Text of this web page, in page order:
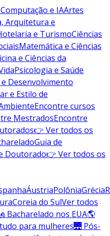
e IAArtes
Arquitetura e
e TurismoCiências
Matemática e Ciências
e Ciências da
Psicologia e Saúde
Desenvolvimento
e Estilo de
Encontre cursos
MestradosEncontre
👉 Ver todos os
Guia de
Doutorado👉 Ver todos os
ÁustriaPolôniaGrécia
Coreia do SulVer todos
Bacharelado nos EUA🌎
para mulheres🌉 Pós-